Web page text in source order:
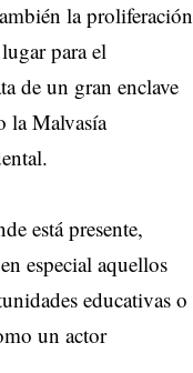
la proliferación
para el
de un gran enclave
la Malvasía
está presente,
especial aquellos
educativas o
un actor